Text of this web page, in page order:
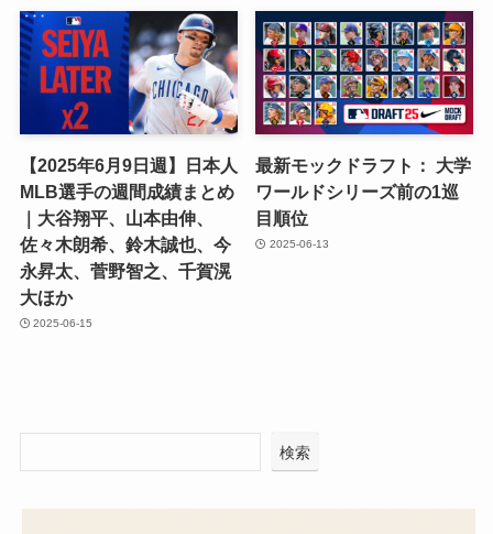
【2025年6月9日週】日本人
MLB選手の週間成績まとめ
｜大谷翔平、山本由伸、
佐々木朗希、鈴木誠也、今
永昇太、菅野智之、千賀滉
大ほか
2025-06-15
最新モックドラフト： 大学
ワールドシリーズ前の1巡
目順位
2025-06-13
検索